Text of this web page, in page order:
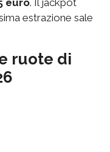
estrazione sale
ruote di